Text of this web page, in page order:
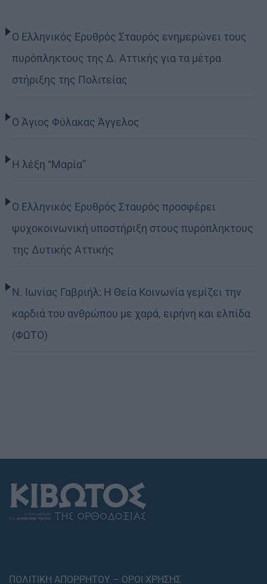
Ο Ελληνικός Ερυθρός Σταυρός ενημερώνει τους
πυρόπληκτους της Δ. Αττικής για τα μέτρα
στήριξης της Πολιτείας
Ο Άγιος Φύλακας Άγγελος
Η λέξη “Μαρία”
Ο Ελληνικός Ερυθρός Σταυρός προσφέρει
ψυχοκοινωνική υποστήριξη στους πυρόπληκτους
της Δυτικής Αττικής
Ν. Ιωνίας Γαβριήλ: Η Θεία Κοινωνία γεμίζει την
καρδιά του ανθρώπου με χαρά, ειρήνη και ελπίδα
(ΦΩΤΟ)
ΠΟΛΙΤΙΚΗ ΑΠΟΡΡΗΤΟΥ – ΟΡΟΙ ΧΡΗΣΗΣ